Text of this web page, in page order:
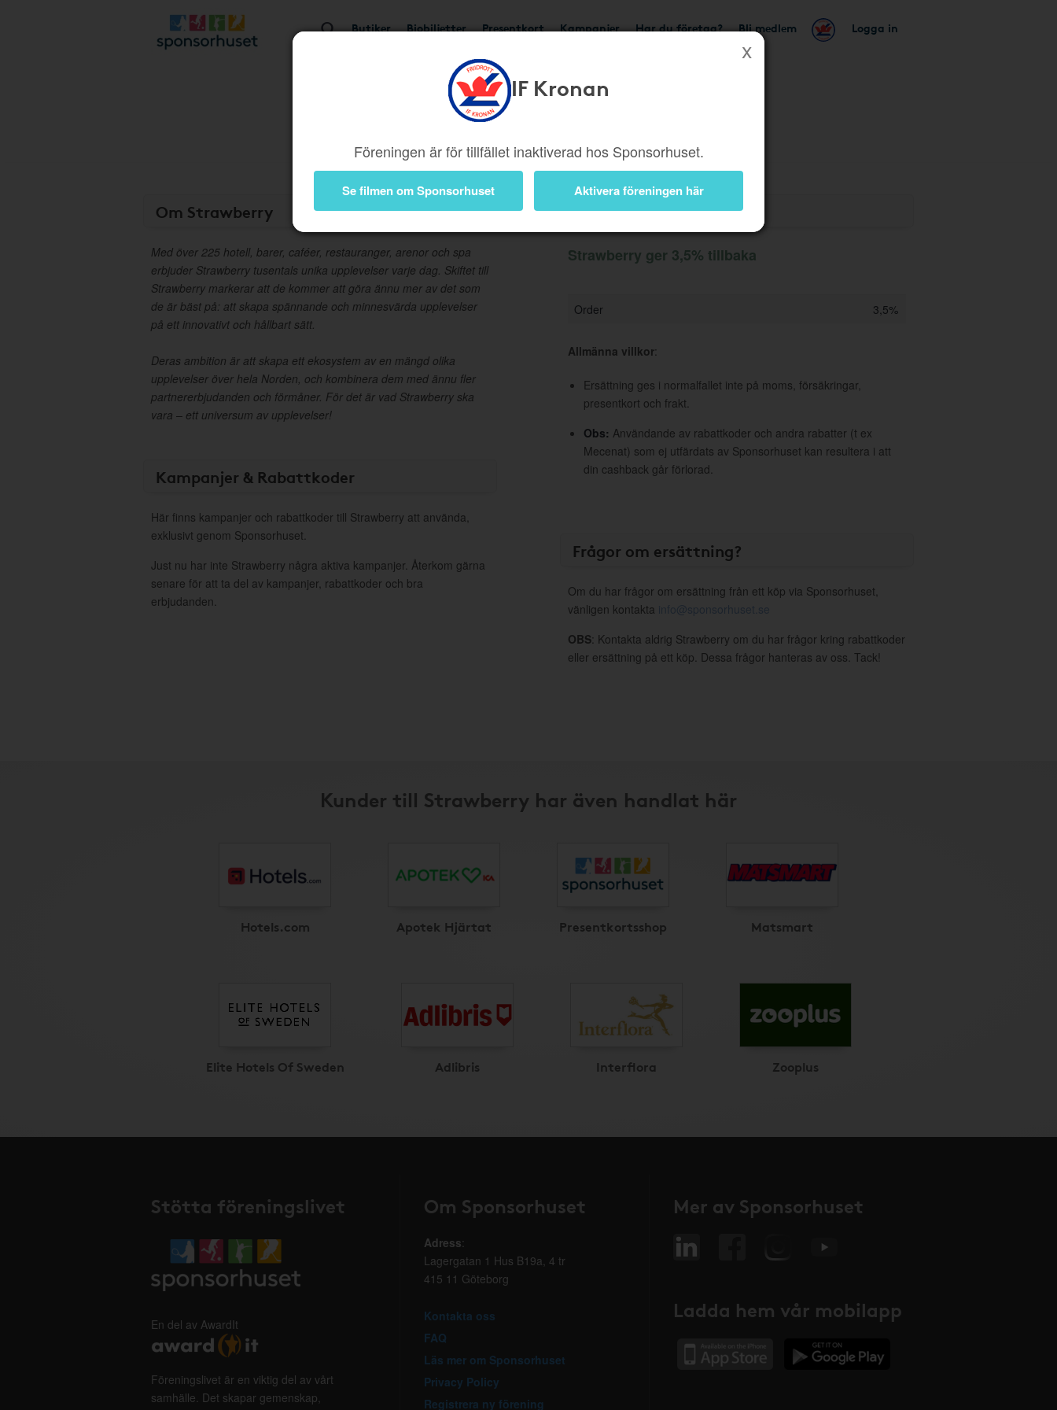
Butiker Biobiljetter Presentkort Kampanjer Har du företag? Bli medlem Logga in
IF Kronan
Föreningen är för tillfället inaktiverad hos Sponsorhuset.
Se filmen om Sponsorhuset Aktivera föreningen här
Ger 3,5%
Om Strawberry
Med över 225 hotell, barer, caféer, restauranger, arenor och spa
erbjuder Strawberry tusentals unika upplevelser varje dag. Skiftet till
Strawberry markerar att de kommer att göra ännu mer av det som
de är bäst på: att skapa spännande och minnesvärda upplevelser
på ett innovativt och hållbart sätt.
Deras ambition är att skapa ett ekosystem av en mängd olika
upplevelser över hela Norden, och kombinera dem med ännu fler
partnererbjudanden och förmåner. För det är vad Strawberry ska
vara – ett universum av upplevelser!
Kampanjer & Rabattkoder
Här finns kampanjer och rabattkoder till Strawberry att använda,
exklusivt genom Sponsorhuset.
Just nu har inte Strawberry några aktiva kampanjer. Återkom gärna
senare för att ta del av kampanjer, rabattkoder och bra
erbjudanden.
Information
Strawberry ger 3,5% tillbaka
Order 3,5%
Allmänna villkor:
Ersättning ges i normalfallet inte på moms, försäkringar,
presentkort och frakt.
Obs: Användande av rabattkoder och andra rabatter (t ex
Mecenat) som ej utfärdats av Sponsorhuset kan resultera i att
din cashback går förlorad.
Frågor om ersättning?
Om du har frågor om ersättning från ett köp via Sponsorhuset,
vänligen kontakta info@sponsorhuset.se
OBS: Kontakta aldrig Strawberry om du har frågor kring rabattkoder
eller ersättning på ett köp. Dessa frågor hanteras av oss. Tack!
Kunder till Strawberry har även handlat här
Hotels.com Apotek Hjärtat Presentkortsshop Matsmart
Elite Hotels Of Sweden Adlibris Interflora Zooplus
Stötta föreningslivet
En del av AwardIt
Föreningslivet är en viktig del av vårt
samhälle. Det skapar gemenskap,
Om Sponsorhuset
Adress:
Lagergatan 1 Hus B19a, 4 tr
415 11 Göteborg
Kontakta oss
FAQ
Läs mer om Sponsorhuset
Privacy Policy
Registrera ny förening
Mer av Sponsorhuset
Ladda hem vår mobilapp